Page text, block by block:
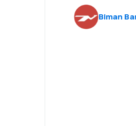
Biman